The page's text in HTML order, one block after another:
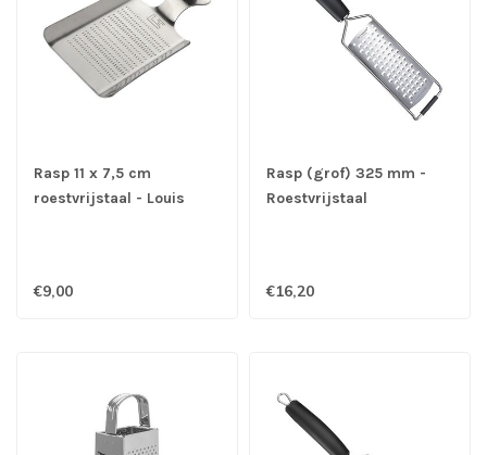
Rasp 11 x 7,5 cm
roestvrijstaal - Louis
€9,00
Rasp (grof) 325 mm -
Roestvrijstaal
€16,20